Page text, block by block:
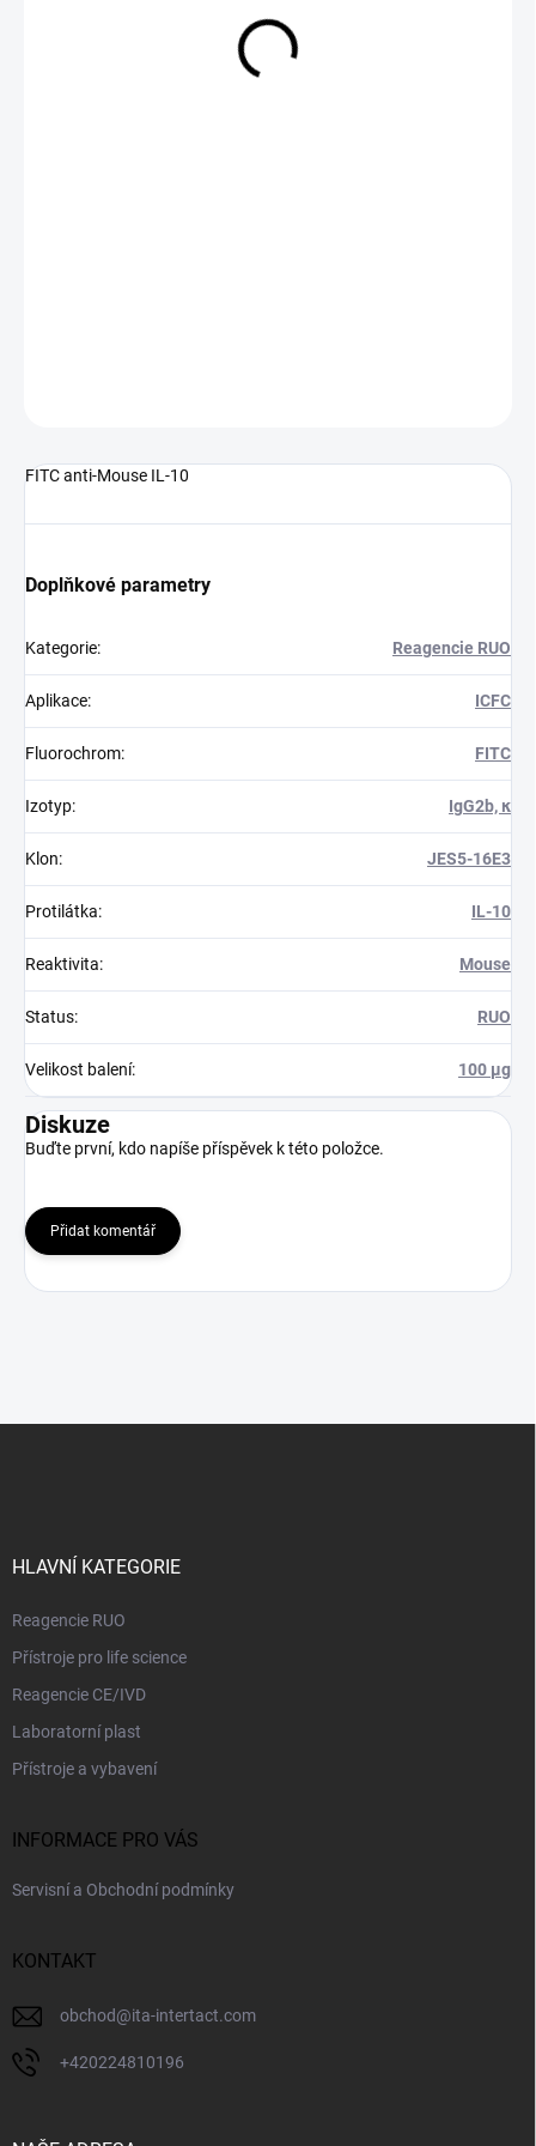
FITC anti-Mouse IL-10
Doplňkové parametry
Kategorie: Reagencie RUO
Aplikace: ICFC
Fluorochrom: FITC
Izotyp: IgG2b, κ
Klon: JES5-16E3
Protilátka: IL-10
Reaktivita: Mouse
Status: RUO
Velikost balení: 100 μg
Diskuze
Buďte první, kdo napíše příspěvek k této položce.
Přidat komentář
HLAVNÍ KATEGORIE
Reagencie RUO
Přístroje pro life science
Reagencie CE/IVD
Laboratorní plast
Přístroje a vybavení
INFORMACE PRO VÁS
Servisní a Obchodní podmínky
KONTAKT
obchod@ita-intertact.com
+420224810196